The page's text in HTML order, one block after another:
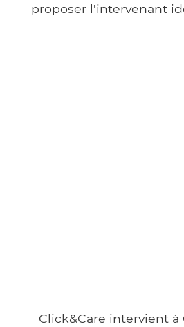
proposer l'intervenant
Click&Care intervient